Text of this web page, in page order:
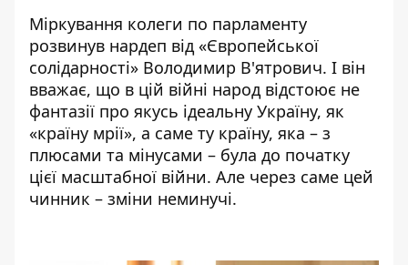
Міркування колеги по парламенту
розвинув нардеп від «Європейської
солідарності» Володимир В'ятрович. І він
вважає, що в цій війні народ відстоює не
фантазії про якусь ідеальну Україну, як
«країну мрії», а саме ту країну, яка – з
плюсами та мінусами – була до початку
цієї масштабної війни. Але через саме цей
чинник – зміни неминучі.